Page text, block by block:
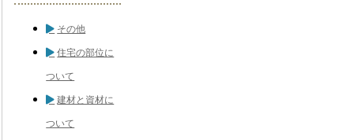
その他
住宅の部位に
ついて
建材と資材に
ついて